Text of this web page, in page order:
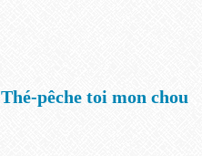
Thé-pêche toi mon chou